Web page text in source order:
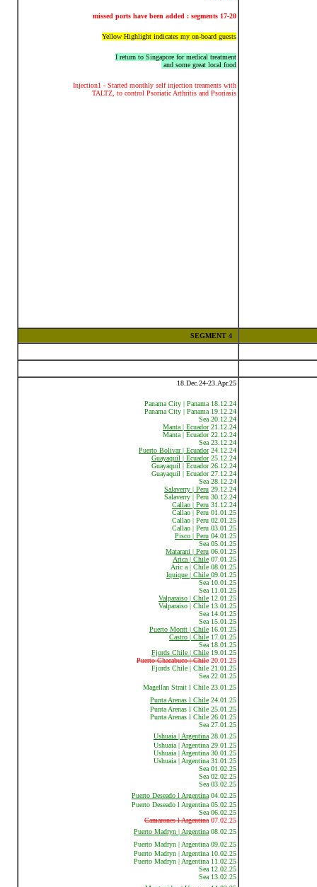
missed ports have been added : segments 17-20
Yellow Highlight indicates my on-board guests
I return to Singapore for medical treatment
and some great local food
Injection1 - Started monthly self injection treaments with
TALTZ, to control Psoriatic Arthritis and Psoriasis
SEGMENT 4
18.Dec.24-23.Apr.25
Panama City | Panama 18.12.24
Panama City | Panama 19.12.24
Sea 20.12.24
Manta | Ecuador21.12.24
Manta | Ecuador 22.12.24
Sea 23.12.24
Puerto Bolivar | Ecuador24.12.24
Guayaquil | Ecuador25.12.24
Guayaquil | Ecuador 26.12.24
Guayaquil | Ecuador 27.12.24
Sea 28.12.24
Salaverry | Peru 29.12.24
Salaverry | Peru 30.12.24
Callao | Peru 31.12.24
Callao | Peru 01.01.25
Callao | Peru 02.01.25
Callao | Peru 03.01.25
Pisco | Peru 04.01.25
Sea 05.01.25
Matarani | Peru 06.01.25
Arica | Chile 07.01.25
Aric a | Chile 08.01.25
Iquique | Chile 09.01.25
Sea 10.01.25
Sea 11.01.25
Valparaiso | Chile 12.01.25
Valparaiso | Chile 13.01.25
Sea 14.01.25
Sea 15.01.25
Puerto Montt | Chile 16.01.25
Castro | Chile 17.01.25
Sea 18.01.25
Fjords Chile | Chile 19.01.25
Puerto Chacabuco | Chile 20.01.25
Fjords Chile | Chile 21.01.25
Sea 22.01.25
Magellan Strait l Chile 23.01.25
Punta Arenas l Chile 24.01.25
Punta Arenas l Chile 25.01.25
Punta Arenas l Chile 26.01.25
Sea 27.01.25
Ushuaia | Argentina 28.01.25
Ushuaia | Argentina 29.01.25
Ushuaia | Argentina 30.01.25
Ushuaia | Argentina 31.01.25
Sea 01.02.25
Sea 02.02.25
Sea 03.02.25
Puerto Deseado l Argentina 04.02.25
Puerto Deseado l Argentina 05.02.25
Sea 06.02.25
Camarones l Argentina 07.02.25
Puerto Madryn | Argentina 08.02.25
Puerto Madryn | Argentina 09.02.25
Puerto Madryn | Argentina 10.02.25
Puerto Madryn | Argentina 11.02.25
Sea 12.02.25
Sea 13.02.25